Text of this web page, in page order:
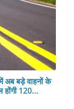
अब बड़े वाहनों के
होंगी 120…